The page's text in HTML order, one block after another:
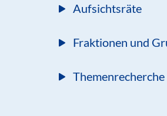
Aufsichtsräte
Fraktionen und
Themenrecherche